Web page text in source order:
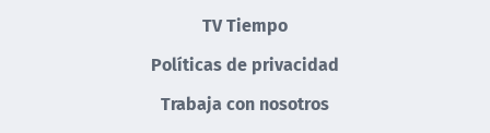
TV Tiempo
Políticas de privacidad
Trabaja con nosotros